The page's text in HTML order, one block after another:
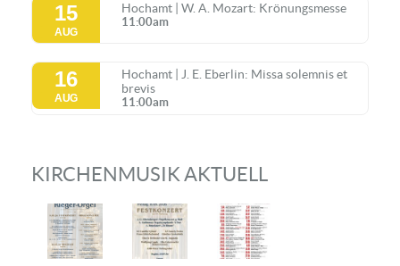
15
AUG
Hochamt | W. A. Mozart: Krönungsmesse
11:00am
16
AUG
Hochamt | J. E. Eberlin: Missa solemnis et
brevis
11:00am
KIRCHENMUSIK AKTUELL